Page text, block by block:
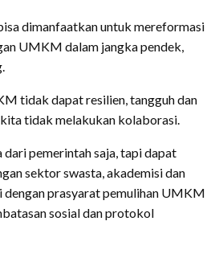
dimanfaatkan untuk mereformasi
UMKM dalam jangka pendek,
tidak dapat resilien, tangguh dan
tidak melakukan kolaborasi.
pemerintah saja, tapi dapat
sektor swasta, akademisi dan
dengan prasyarat pemulihan UMKM
sosial dan protokol